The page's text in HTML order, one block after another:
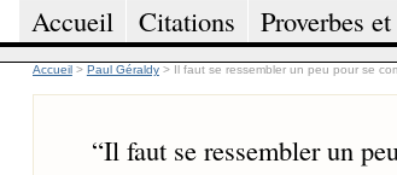
Accueil Citations Proverbes
Accueil > Paul Géraldy > Il faut se ressembler un peu pour se
“Il faut se ressembler un